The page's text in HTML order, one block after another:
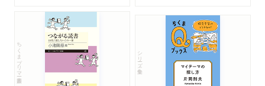
ちくまプリマー新書 シリーズ・全集